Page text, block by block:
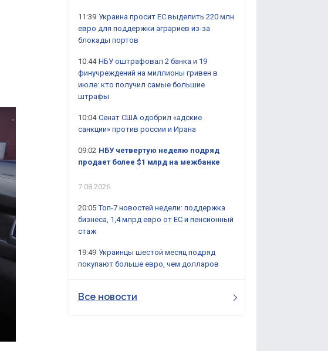
11:39 Украина просит ЕС выделить 220 млн
евро для поддержки аграриев из-за
блокады портов
10:44 НБУ оштрафовал 2 банка и 19
финучреждений на миллионы гривен в
июле: кто получил самые большие
штрафы
10:04 Сенат США одобрил «адские
санкции» против россии и Ирана
09:02 НБУ четвертую неделю подряд
продает более $1 млрд на межбанке
7.08.2026
20:05 Топ-7 новостей недели: поддержка
бизнеса, 1,4 млрд евро от ЕС и пенсионный
стаж
19:49 Украинцы шестой месяц подряд
покупают больше евро, чем долларов
Все новости